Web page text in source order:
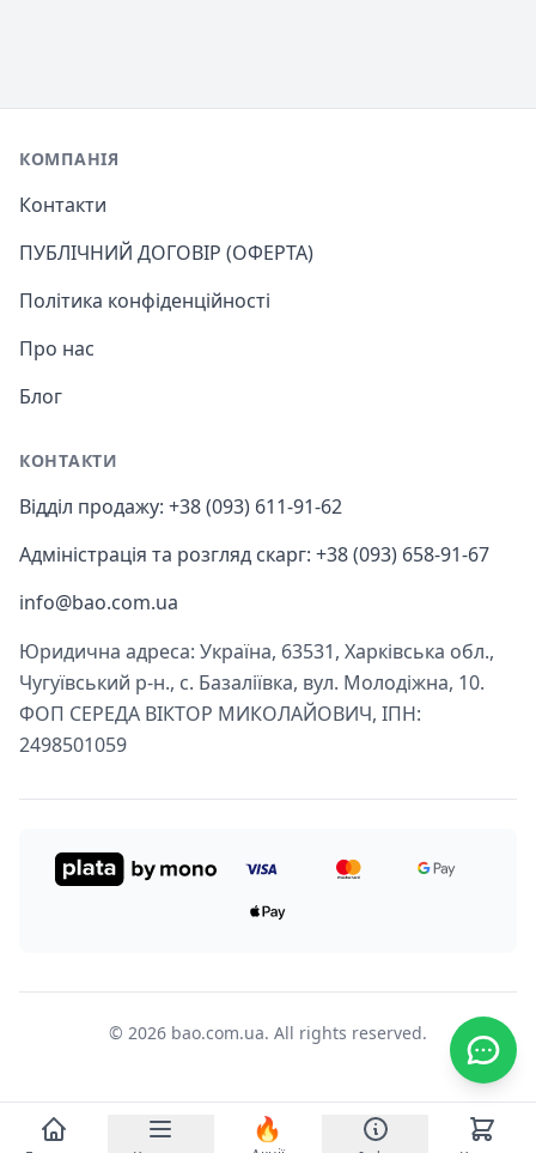
Footer
КОМПАНІЯ
Контакти
ПУБЛІЧНИЙ ДОГОВІР (ОФЕРТА)
Політика конфіденційності
Про нас
Блог
КОНТАКТИ
Відділ продажу: +38 (093) 611-91-62
Адміністрація та розгляд скарг: +38 (093) 658-91-67
info@bao.com.ua
Юридична адреса: Україна, 63531, Харківська обл.,
Чугуївський р-н., с. Базаліївка, вул. Молодіжна, 10.
ФОП СЕРЕДА ВІКТОР МИКОЛАЙОВИЧ, ІПН:
2498501059
© 2026 bao.com.ua. All rights reserved.
🔥